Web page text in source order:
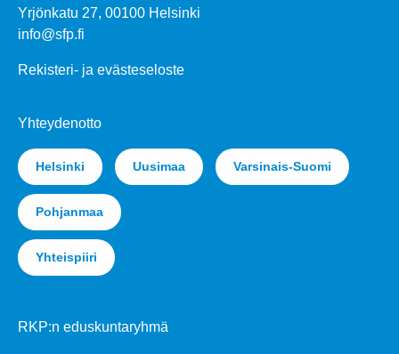
Yrjönkatu 27, 00100 Helsinki
info@sfp.fi
Rekisteri- ja evästeseloste
Yhteydenotto
Helsinki Uusimaa Varsinais-Suomi
Pohjanmaa
Yhteispiiri
RKP:n eduskuntaryhmä